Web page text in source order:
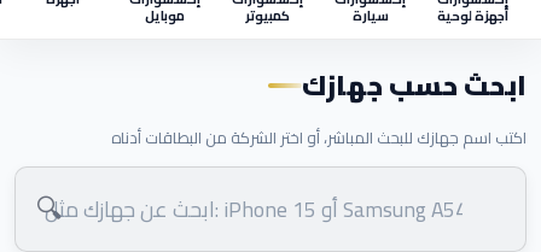
أجهزة لوحية سيارة كمبيوتر موبايل
ابحث حسب جهازك
اكتب اسم جهازك للبحث المباشر، أو اختر الشركة من البطاقات أدناه
🔍